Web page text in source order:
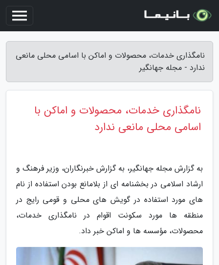
نامگذاری خدمات، محصولات و اماکن با اسامی محلی مانعی
ندارد - مجله جهانگیر
نامگذاری خدمات، محصولات و اماکن با
اسامی محلی مانعی ندارد
به گزارش مجله جهانگیر، به گزارش خبرنگاران، وزیر فرهنگ و
ارشاد اسلامی در بخشنامه ای از بلامانع بودن استفاده از نام
های مورد استفاده در گویش های محلی و قومی رایج در
منطقه ها مورد سکونت اقوام در نامگذاری خدمات،
محصولات، مؤسسه ها و اماکن خبر داد.